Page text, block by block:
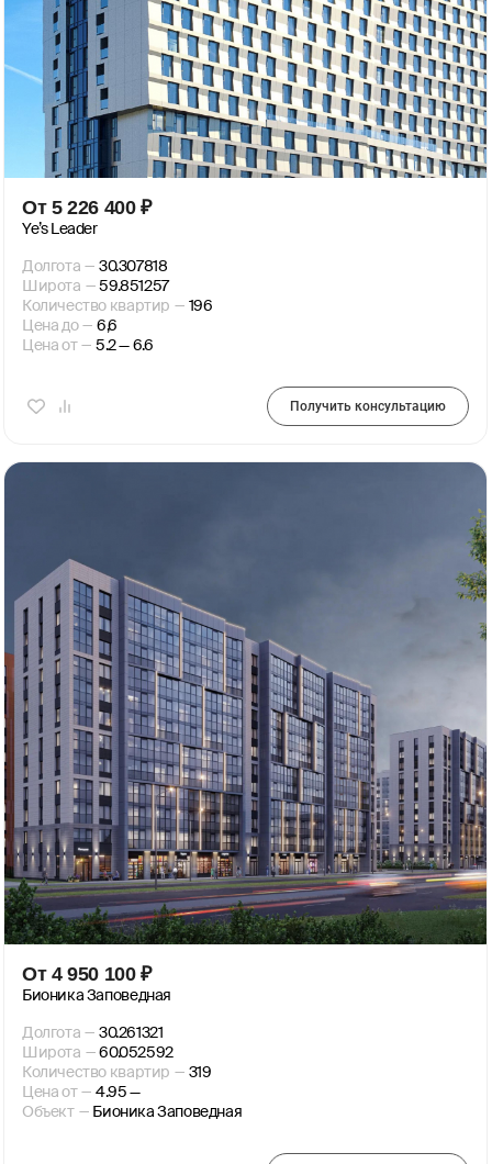
От 5 226 400 ₽
Ye’s Leader
Долгота — 30.307818
Широта — 59.851257
Количество квартир — 196
Цена до — 6,6
Цена от — 5.2 — 6.6
Получить консультацию
От 4 950 100 ₽
Бионика Заповедная
Долгота — 30.261321
Широта — 60.052592
Количество квартир — 319
Цена от — 4.95 —
Объект — Бионика Заповедная